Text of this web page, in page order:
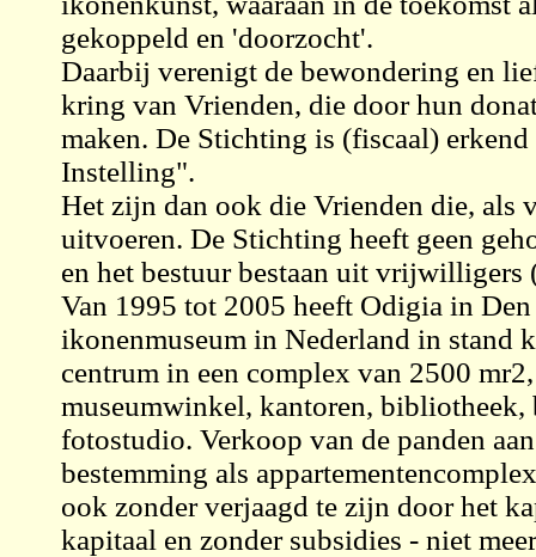
gekoppeld en 'doorzocht'.
Daarbij verenigt de bewondering en
kring van Vrienden, die door hun
maken. De Stichting is (fiscaal)
Instelling".
Het zijn dan ook die Vrienden die,
uitvoeren. De Stichting heeft geen
en het bestuur bestaan uit vrijwilligers
Van 1995 tot 2005 heeft Odigia in
ikonenmuseum in Nederland in stand
centrum in een complex van 2500
museumwinkel, kantoren, bibliotheek,
fotostudio. Verkoop van de panden
bestemming als
ook zonder verjaagd te zijn door het
kapitaal en zonder subsidies - niet